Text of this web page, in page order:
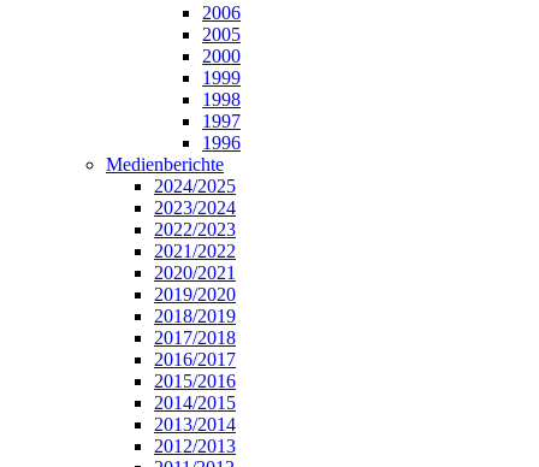
2006
2005
2000
1999
1998
1997
1996
Medienberichte
2024/2025
2023/2024
2022/2023
2021/2022
2020/2021
2019/2020
2018/2019
2017/2018
2016/2017
2015/2016
2014/2015
2013/2014
2012/2013